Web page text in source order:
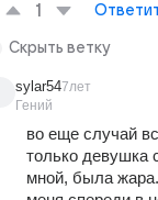
1
Скрыть ветку
sylar54
Гений
7лет
во еще случай
только девушка
мной, была